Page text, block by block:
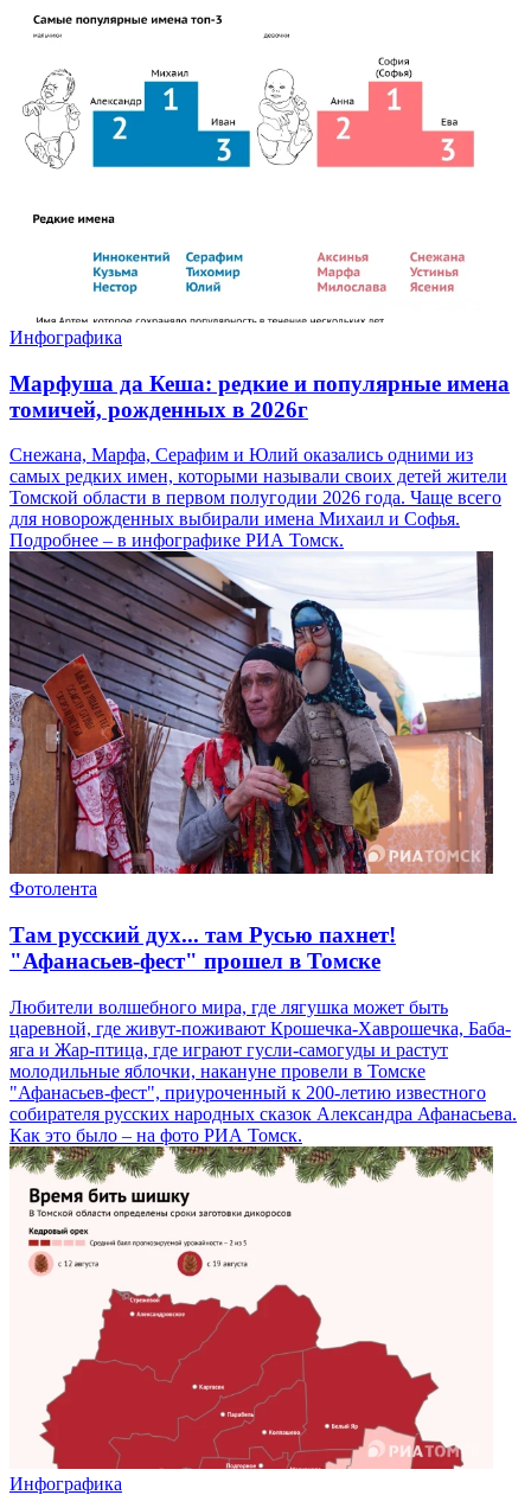
Инфографика
Марфуша да Кеша: редкие и популярные имена
томичей, рожденных в 2026г
Снежана, Марфа, Серафим и Юлий оказались одними из
самых редких имен, которыми называли своих детей жители
Томской области в первом полугодии 2026 года. Чаще всего
для новорожденных выбирали имена Михаил и Софья.
Подробнее – в инфографике РИА Томск.
Фотолента
Там русский дух... там Русью пахнет!
"Афанасьев-фест" прошел в Томске
Любители волшебного мира, где лягушка может быть
царевной, где живут-поживают Крошечка-Хаврошечка, Баба-
яга и Жар-птица, где играют гусли-самогуды и растут
молодильные яблочки, накануне провели в Томске
"Афанасьев-фест", приуроченный к 200-летию известного
собирателя русских народных сказок Александра Афанасьева.
Как это было – на фото РИА Томск.
Инфографика